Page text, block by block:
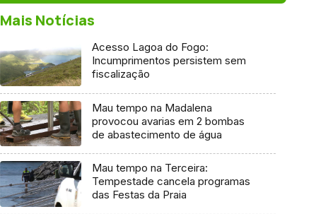
Mais Notícias
Acesso Lagoa do Fogo:
Incumprimentos persistem sem
fiscalização
Mau tempo na Madalena
provocou avarias em 2 bombas
de abastecimento de água
Mau tempo na Terceira:
Tempestade cancela programas
das Festas da Praia